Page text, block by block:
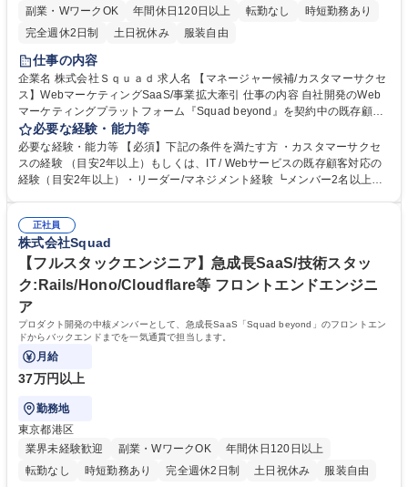
副業・WワークOK
年間休日120日以上 転勤なし
時短勤務あり
完全週休2日制
土日祝休み 服装自由
仕事の内容
企業名 株式会社Ｓｑｕａｄ 求人名 【マネージャー候補/カスタマーサクセ
ス】WebマーケティングSaaS/事業拡大牽引 仕事の内容 自社開発のWeb
マーケティングプラットフォーム『Squad beyond』を契約中の既存顧客
に対して、導入支援～活用促進を行うポジションです。マネージャー候補
として今後の事業拡大を牽引していただくことを期待 【ミッション】1)
カスタマーサクセスのマネージャー候補として、セールスや開発部門、経
営陣を巻き込み、Squad beyondの事業拡大に向けて組織を牽引するこ
が、今後の事業拡大や組織拡大にあたり、マネージャーとして組織拡大を
牽引いただける方を募集しております。 募集職種 【マネージャー候補/カ
スタマーサクセス】WebマーケティングSaaS/事業拡大牽引
必要な経験・能力等
必要な経験・能力等 【必須】下記の条件を満たす方 ・カスタマーサクセ
スの経験 （目安2年以上）もしくは、IT / Webサービスの既存顧客対応の
経験（目安2年以上）・リーダー/マネジメント経験 ┗メンバー2名以上／
振り返りまでを一元管理を行うため【ミッション】サービスを導入いただ
いたお客様が、導入後に効果的にサービスを活用いただき、Web広告効果
を最大化出来るようなフォローを行う体制や組織づくりを行うこと。 学
歴・資格 学歴：大学院 大学 高専 短大 語学力： 資格：
正社員
株式会社Squad
【フルスタックエンジニア】急成長SaaS/技術スタッ
ク:Rails/Hono/Cloudflare等 フロントエンドエンジニ
ア
プロダクト開発の中核メンバーとして、急成長SaaS「Squad beyond」のフロントエン
ドからバックエンドまでを一気通貫で担当します。
月給
37万円以上
勤務地
東京都港区
業界未経験歓迎
副業・WワークOK
年間休日120日以上
転勤なし
時短勤務あり 完全週休2日制 土日祝休み 服装自由